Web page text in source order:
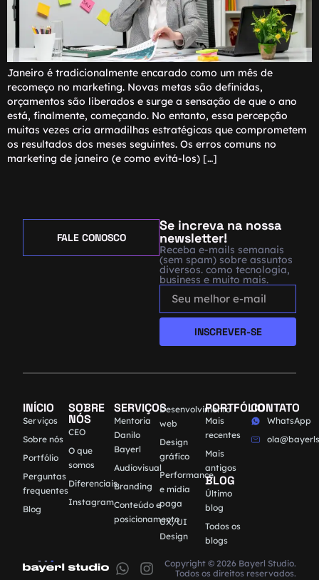
Janeiro é tradicionalmente encarado como um mês de
recomeço no marketing. Novas metas são definidas,
orçamentos são liberados e surge a sensação de que o ano
está, finalmente, começando. No entanto, essa percepção
muitas vezes cria armadilhas estratégicas que comprometem
os resultados dos meses seguintes. Os erros comuns no
marketing de janeiro (e como evitá-los) […]
Se increva na nossa
newsletter!
Receba e-mails semanais
(sem spam) sobre assuntos
diversos. como tecnologia,
business e muito mais.
INSCREVER-SE
FALE CONOSCO
INÍCIO
Serviços
Sobre nós
Portfólio
Perguntas
frequentes
Blog
SOBRE
NÓS
CEO
O que
somos
Diferenciais
Instagram
SERVIÇOS
Mentoria
Danilo
Bayerl
Audiovisual
Branding
Conteúdo e
posicionamento
Desenvolvimento
web
Design
gráfico
Performance
e mídia
paga
UX/UI
Design
PORTFÓLIO
Mais
recentes
Mais
antigos
BLOG
Último
blog
Todos os
blogs
CONTATO
WhatsApp
Copyright © 2026 Bayerl Studio.
Todos os direitos reservados.